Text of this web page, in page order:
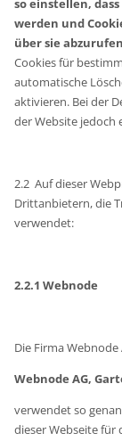
so einstellen,
werden und
über sie
Cookies für
automatische
aktivieren. Bei der
der Website jedoch
2.2 Auf dieser
Drittanbietern, die
verwendet:
2.2.1 Webnode
Die Firma
Webnode AG,
verwendet so
dieser Webseite für